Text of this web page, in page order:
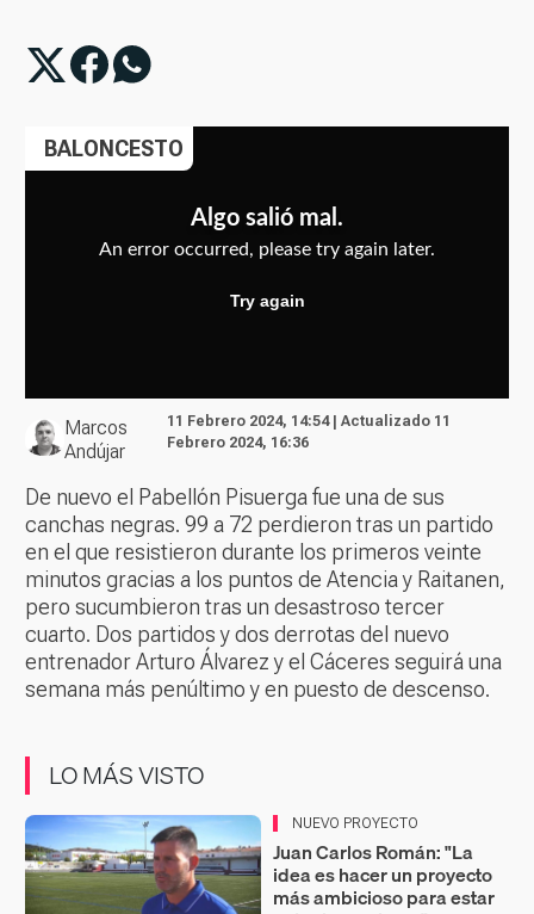
BALONCESTO
Marcos
Andújar
11 Febrero 2024, 14:54 | Actualizado 11
Febrero 2024, 16:36
De nuevo el Pabellón Pisuerga fue una de sus
canchas negras. 99 a 72 perdieron tras un partido
en el que resistieron durante los primeros veinte
minutos gracias a los puntos de Atencia y Raitanen,
pero sucumbieron tras un desastroso tercer
cuarto. Dos partidos y dos derrotas del nuevo
entrenador Arturo Álvarez y el Cáceres seguirá una
semana más penúltimo y en puesto de descenso.
LO MÁS VISTO
NUEVO PROYECTO
Juan Carlos Román: "La
idea es hacer un proyecto
más ambicioso para estar